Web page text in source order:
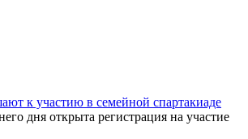
к участию в семейной спартакиаде
дня открыта регистрация на участие